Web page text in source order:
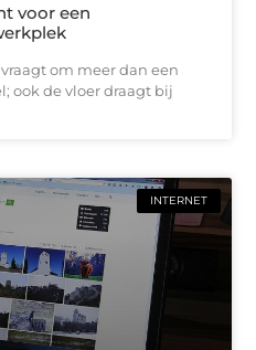
voor een
om meer dan een
ook de vloer draagt bij
INTERNET